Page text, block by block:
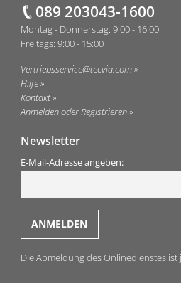
089 203043-1600
Montag - Donnerstag: 9:00 - 16:00
Freitags: 9:00 - 15:00
Vertriebsservice@tecvia.com
Hilfe
Kontakt
Anmelden oder Registrieren
Newsletter
E-Mail-Adresse angeben:
Die Abmeldung des Onlinedienstes ist